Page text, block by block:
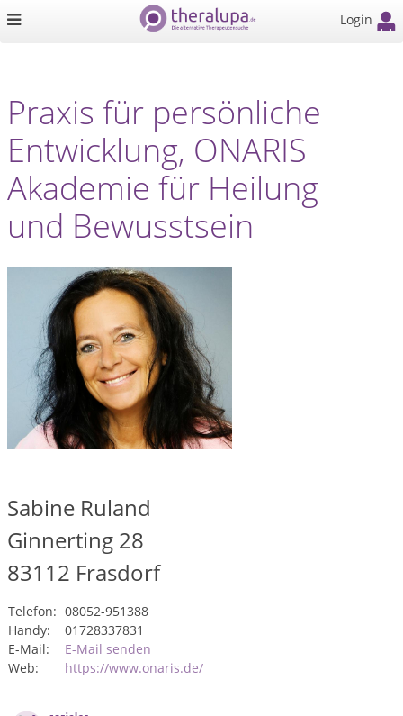
Login
Praxis für persönliche
Entwicklung, ONARIS
Akademie für Heilung
und Bewusstsein
Sabine Ruland
Ginnerting 28
83112 Frasdorf
Telefon: 08052-951388
Handy:
01728337831
E-Mail:
E-Mail senden
Web:
https://www.onaris.de/